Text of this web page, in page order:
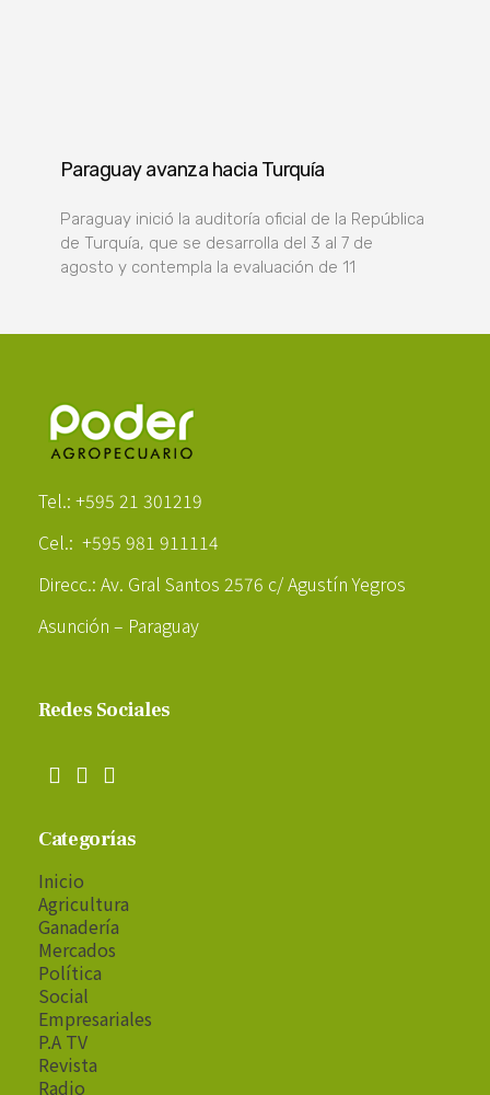
Paraguay avanza hacia Turquía
Paraguay inició la auditoría oficial de la República
de Turquía, que se desarrolla del 3 al 7 de
agosto y contempla la evaluación de 11
Tel.: +595 21 301219
Cel.: +595 981 911114
Direcc.: Av. Gral Santos 2576 c/ Agustín Yegros
Asunción – Paraguay
Redes Sociales
Categorías
Inicio
Agricultura
Ganadería
Mercados
Política
Social
Empresariales
P.A TV
Revista
Radio